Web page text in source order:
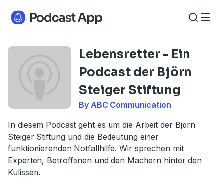
Lebensretter - Ein
Podcast der Björn
Steiger Stiftung
By ABC Communication
In diesem Podcast geht es um die Arbeit der Björn
Steiger Stiftung und die Bedeutung einer
funktionierenden Notfallhilfe. Wir sprechen mit
Experten, Betroffenen und den Machern hinter den
Kulissen.